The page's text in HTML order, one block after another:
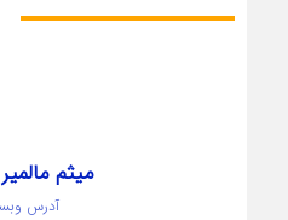
میثم
آدرس